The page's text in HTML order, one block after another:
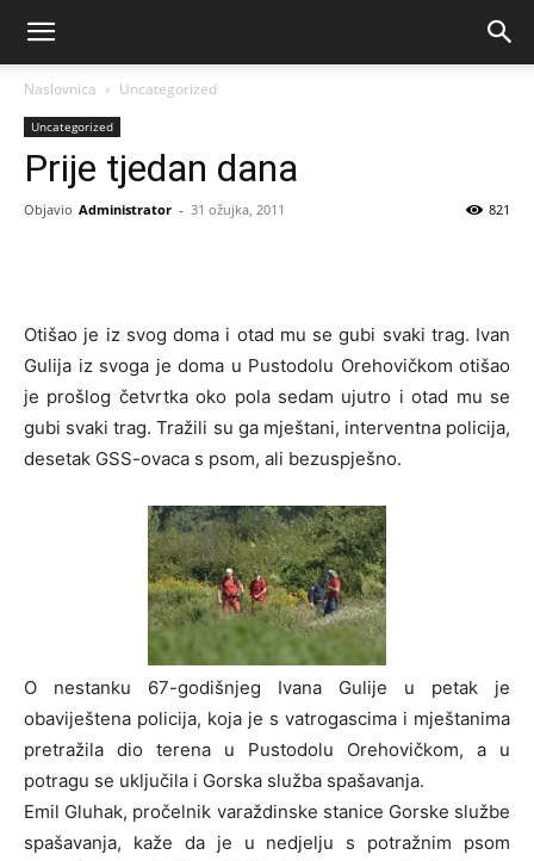
Naslovnica Uncategorized
Uncategorized
Prije tjedan dana
Objavio Administrator - 31 ožujka, 2011 821
Otišao je iz svog doma i otad mu se gubi svaki trag. Ivan
Gulija iz svoga je doma u Pustodolu Orehovičkom otišao
je prošlog četvrtka oko pola sedam ujutro i otad mu se
gubi svaki trag. Tražili su ga mještani, interventna policija,
desetak GSS-ovaca s psom, ali bezuspješno.
O nestanku 67-godišnjeg Ivana Gulije u petak je
obaviještena policija, koja je s vatrogascima i mještanima
pretražila dio terena u Pustodolu Orehovičkom, a u
potragu se uključila i Gorska služba spašavanja.
Emil Gluhak, pročelnik varaždinske stanice Gorske službe
spašavanja, kaže da je u nedjelju s potražnim psom